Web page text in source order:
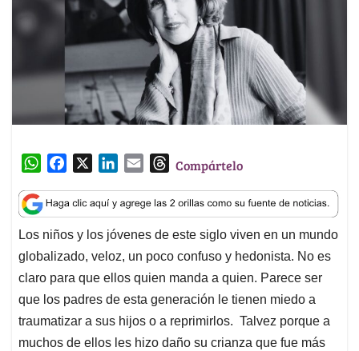
W
a
t
s
A
p
p
c
e
b
o
o
k
n
k
e
d
I
n
a
i
l
T
r
e
a
d
s
Compártelo
Los niños y los jóvenes de este siglo viven en un mundo
globalizado, veloz, un poco confuso y hedonista. No es
claro para que ellos quien manda a quien. Parece ser
que los padres de esta generación le tienen miedo a
traumatizar a sus hijos o a reprimirlos. Talvez porque a
muchos de ellos les hizo daño su crianza que fue más